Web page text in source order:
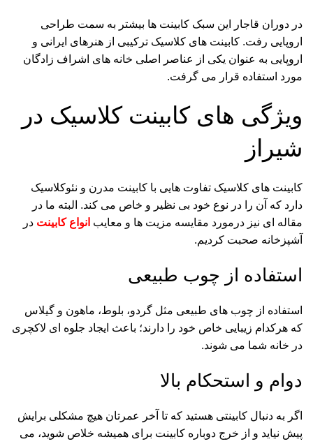
در دوران قاجار این سبک کابینت ها بیشتر به سمت طراحی
اروپایی رفت. کابینت های کلاسیک ترکیبی از هنرهای ایرانی و
اروپایی به عنوان یکی از عناصر اصلی خانه های اشراف زادگان
مورد استفاده قرار می گرفت.
ویژگی های کابینت کلاسیک در
شیراز
کابینت های کلاسیک تفاوت هایی با کابینت مدرن و نئوکلاسیک
دارد که آن را در نوع خود بی نظیر و خاص می کند. البته ما در
مقاله ای نیز درمورد مقایسه مزیت ها و معایب انواع کابینت در
آشپزخانه صحبت کردیم.
استفاده از چوب طبیعی
استفاده از چوب های طبیعی مثل گردو، بلوط، ماهون و گیلاس
که هرکدام زیبایی خاص خود را دارند؛ باعث ایجاد جلوه ای لاکچری
در خانه شما می شوند.
دوام و استحکام بالا
اگر به دنبال کابینتی هستید که تا آخر عمرتان هیچ مشکلی برایش
پیش نیاید و از خرج دوباره کابینت برای همیشه خلاص شوید، می